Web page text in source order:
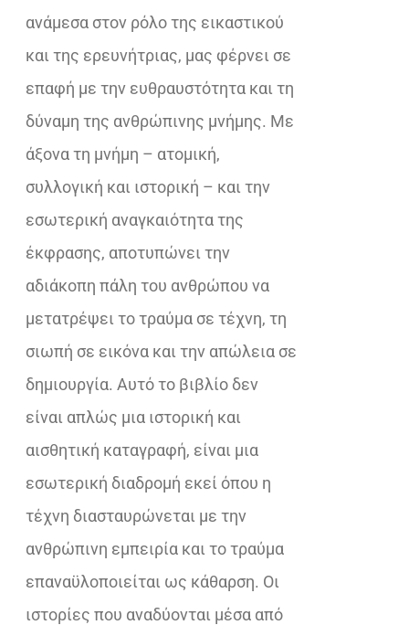
ανάμεσα στον ρόλο της εικαστικού
και της ερευνήτριας, μας φέρνει σε
επαφή με την ευθραυστότητα και τη
δύναμη της ανθρώπινης μνήμης. Με
άξονα τη μνήμη – ατομική,
συλλογική και ιστορική – και την
εσωτερική αναγκαιότητα της
έκφρασης, αποτυπώνει την
αδιάκοπη πάλη του ανθρώπου να
μετατρέψει το τραύμα σε τέχνη, τη
σιωπή σε εικόνα και την απώλεια σε
δημιουργία. Αυτό το βιβλίο δεν
είναι απλώς μια ιστορική και
αισθητική καταγραφή, είναι μια
εσωτερική διαδρομή εκεί όπου η
τέχνη διασταυρώνεται με την
ανθρώπινη εμπειρία και το τραύμα
επαναϋλοποιείται ως κάθαρση. Οι
ιστορίες που αναδύονται μέσα από